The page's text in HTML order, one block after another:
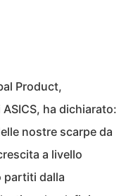
Product,
ha dichiarato:
nostre scarpe da
a livello
partiti dalla